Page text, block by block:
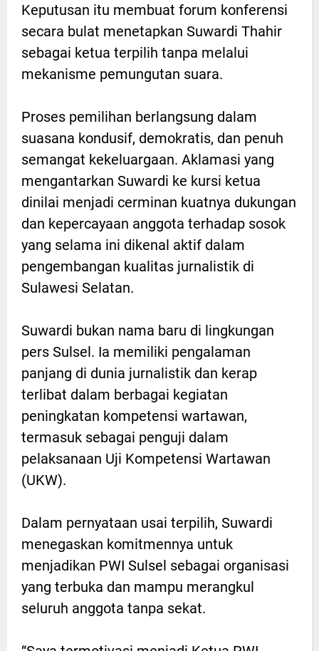
Keputusan itu membuat forum konferensi
secara bulat menetapkan Suwardi Thahir
sebagai ketua terpilih tanpa melalui
mekanisme pemungutan suara.
Proses pemilihan berlangsung dalam
suasana kondusif, demokratis, dan penuh
semangat kekeluargaan. Aklamasi yang
mengantarkan Suwardi ke kursi ketua
dinilai menjadi cerminan kuatnya dukungan
dan kepercayaan anggota terhadap sosok
yang selama ini dikenal aktif dalam
pengembangan kualitas jurnalistik di
Sulawesi Selatan.
Suwardi bukan nama baru di lingkungan
pers Sulsel. Ia memiliki pengalaman
panjang di dunia jurnalistik dan kerap
terlibat dalam berbagai kegiatan
peningkatan kompetensi wartawan,
termasuk sebagai penguji dalam
pelaksanaan Uji Kompetensi Wartawan
(UKW).
Dalam pernyataan usai terpilih, Suwardi
menegaskan komitmennya untuk
menjadikan PWI Sulsel sebagai organisasi
yang terbuka dan mampu merangkul
seluruh anggota tanpa sekat.